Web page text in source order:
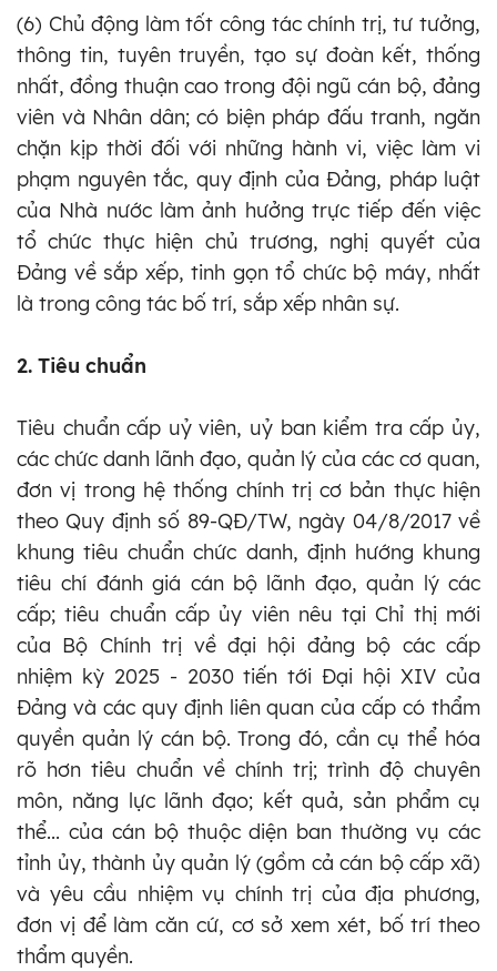
(6) Chủ động làm tốt công tác chính trị, tư tưởng,
thông tin, tuyên truyền, tạo sự đoàn kết, thống
nhất, đồng thuận cao trong đội ngũ cán bộ, đảng
viên và Nhân dân; có biện pháp đấu tranh, ngăn
chặn kịp thời đối với những hành vi, việc làm vi
phạm nguyên tắc, quy định của Đảng, pháp luật
của Nhà nước làm ảnh hưởng trực tiếp đến việc
tổ chức thực hiện chủ trương, nghị quyết của
Đảng về sắp xếp, tinh gọn tổ chức bộ máy, nhất
là trong công tác bố trí, sắp xếp nhân sự.
2. Tiêu chuẩn
Tiêu chuẩn cấp uỷ viên, uỷ ban kiểm tra cấp ủy,
các chức danh lãnh đạo, quản lý của các cơ quan,
đơn vị trong hệ thống chính trị cơ bản thực hiện
theo Quy định số 89-QĐ/TW, ngày 04/8/2017 về
khung tiêu chuẩn chức danh, định hướng khung
tiêu chí đánh giá cán bộ lãnh đạo, quản lý các
cấp; tiêu chuẩn cấp ủy viên nêu tại Chỉ thị mới
của Bộ Chính trị về đại hội đảng bộ các cấp
nhiệm kỳ 2025 - 2030 tiến tới Đại hội XIV của
Đảng và các quy định liên quan của cấp có thẩm
quyền quản lý cán bộ. Trong đó, cần cụ thể hóa
rõ hơn tiêu chuẩn về chính trị; trình độ chuyên
môn, năng lực lãnh đạo; kết quả, sản phẩm cụ
thể... của cán bộ thuộc diện ban thường vụ các
tỉnh ủy, thành ủyquản lý (gồm cả cán bộ cấp xã)
và yêu cầu nhiệm vụ chính trị của địa phương,
đơn vị để làm căn cứ, cơ sở xem xét, bố trí theo
thẩm quyền.